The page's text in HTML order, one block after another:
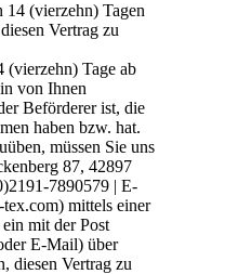
14 (vierzehn) Tagen
Vertrag zu
(vierzehn) Tage ab
von Ihnen
Beförderer ist, die
haben bzw. hat.
müssen Sie uns
87, 42897
7890579 | E-
mittels einer
mit der Post
E-Mail) über
diesen Vertrag zu